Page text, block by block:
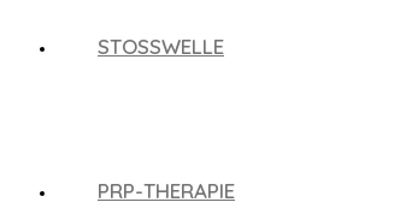
STOSSWELLE
PRP-THERAPIE